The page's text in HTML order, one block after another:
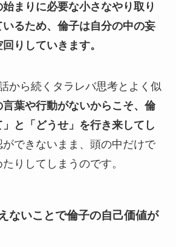
始まりに必要な小さなやり取り
るため、倫子は自分の中の妄
りしていきます。
から続くタラレバ思考とよく似
言葉や行動がないからこそ、倫
と「どうせ」を行き来してし
できないまま、頭の中だけで
りしてしまうのです。
ないことで倫子の自己価値が